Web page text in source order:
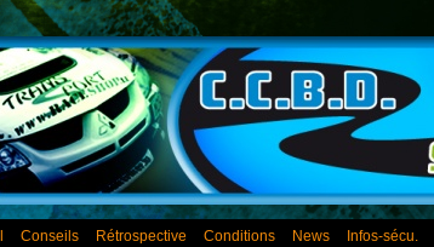
Conseils Rétrospective Conditions News Infos-sécu.